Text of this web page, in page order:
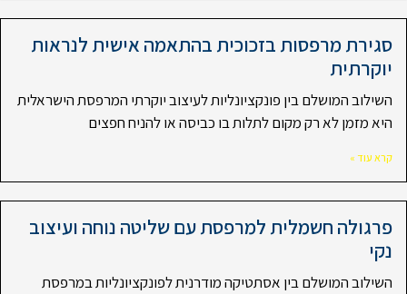
סגירת מרפסות בזכוכית בהתאמה אישית לנראות
יוקרתית
השילוב המושלם בין פונקציונליות לעיצוב יוקרתי המרפסת הישראלית
היא מזמן לא רק מקום לתלות בו כביסה או להניח חפצים
קרא עוד »
פרגולה חשמלית למרפסת עם שליטה נוחה ועיצוב
נקי
השילוב המושלם בין אסתטיקה מודרנית לפונקציונליות במרפסת